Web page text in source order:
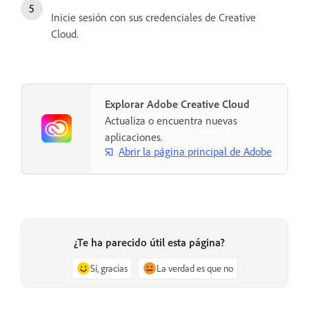
Inicie sesión con sus credenciales de Creative
Cloud.
Explorar Adobe Creative Cloud
Actualiza o encuentra nuevas
aplicaciones.
Abrir la página principal de Adobe
¿Te ha parecido útil esta página?
Sí, gracias La verdad es que no